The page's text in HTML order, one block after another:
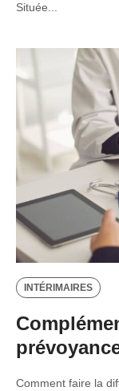
Située...
INTÉRIMAIRES
Comment faire la